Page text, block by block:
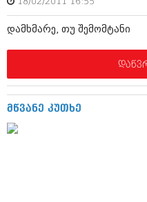
ივნისი 2010 (685)
აპრილი 2010 (229)
თებერვალი 2010
დეკემბერი 2009
ნოემბერი 2009 (308)
დამხმარე, თუ შემომტანი
მწვანე კუთხე